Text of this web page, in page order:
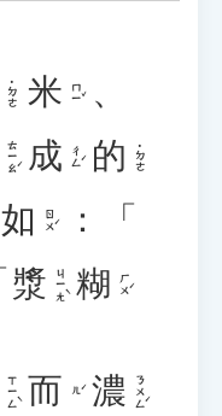
˙ㄉㄜ 米 ㄇㄧˇ 、
ㄊㄧㄠˊ 成 ㄔㄥˊ 的 ˙ㄉㄜ
如 ㄖㄨˊ
：「
漿 ㄐㄧㄤˋ 糊 ㄏㄨˊ
ㄒㄧㄥˋ 而 ㄦˊ 濃 ㄋㄨㄥˊ